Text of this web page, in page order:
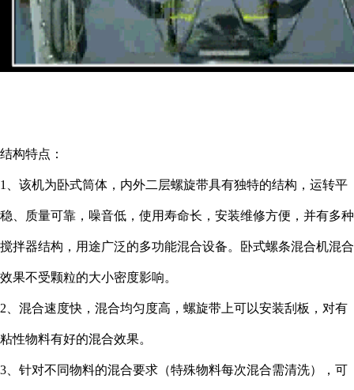
结构特点：
1、该机为卧式筒体，内外二层螺旋带具有独特的结构，运转平
稳、质量可靠，噪音低，使用寿命长，安装维修方便，并有多种
搅拌器结构，用途广泛的多功能混合设备。卧式螺条混合机混合
效果不受颗粒的大小密度影响。
2、混合速度快，混合均匀度高，螺旋带上可以安装刮板，对有
粘性物料有好的混合效果。
3、针对不同物料的混合要求（特殊物料每次混合需清洗），可